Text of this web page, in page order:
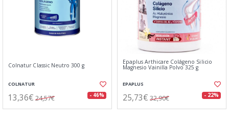
Colnatur Classic Neutro 300 g
COLNATUR
13,36€ 24,57€ - 46%
Epaplus Arthicare Colágeno Silicio
Magnesio Vainilla Polvo 325 g
EPAPLUS
25,73€ 32,90€ - 22%